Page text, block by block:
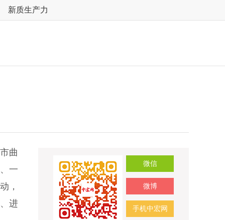
新质生产力
曲
一
，
进
微信
微博
手机中宏网